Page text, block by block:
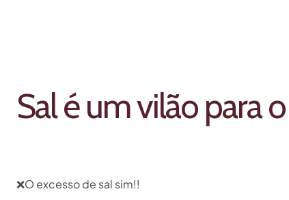
Sal é um vilão para
❌O excesso de sal sim!!